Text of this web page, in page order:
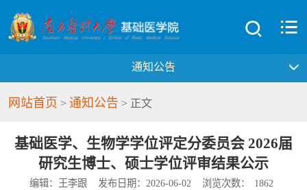
通知公告
网站首页 > 通知公告 > 正文
基础医学、生物学学位评定分委员会 2026届
研究生博士、硕士学位评审结果公示
编辑：王李跟 发布日期：2026-06-02 浏览次数： 1862